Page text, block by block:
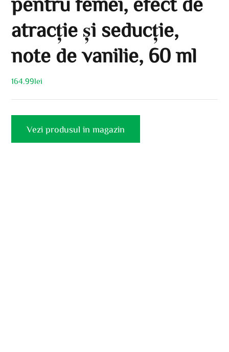
atracție și seducție,
note de vanilie, 60 ml
164.99lei
Vezi produsul in magazin